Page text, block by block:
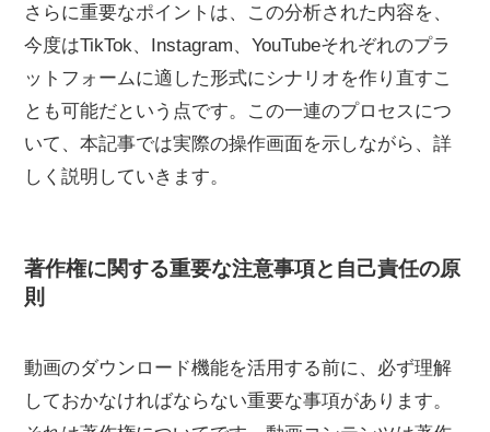
さらに重要なポイントは、この分析された内容を、
今度はTikTok、Instagram、YouTubeそれぞれのプラ
ットフォームに適した形式にシナリオを作り直すこ
とも可能だという点です。この一連のプロセスにつ
いて、本記事では実際の操作画面を示しながら、詳
しく説明していきます。
著作権に関する重要な注意事項と自己責任の原
則
動画のダウンロード機能を活用する前に、必ず理解
しておかなければならない重要な事項があります。